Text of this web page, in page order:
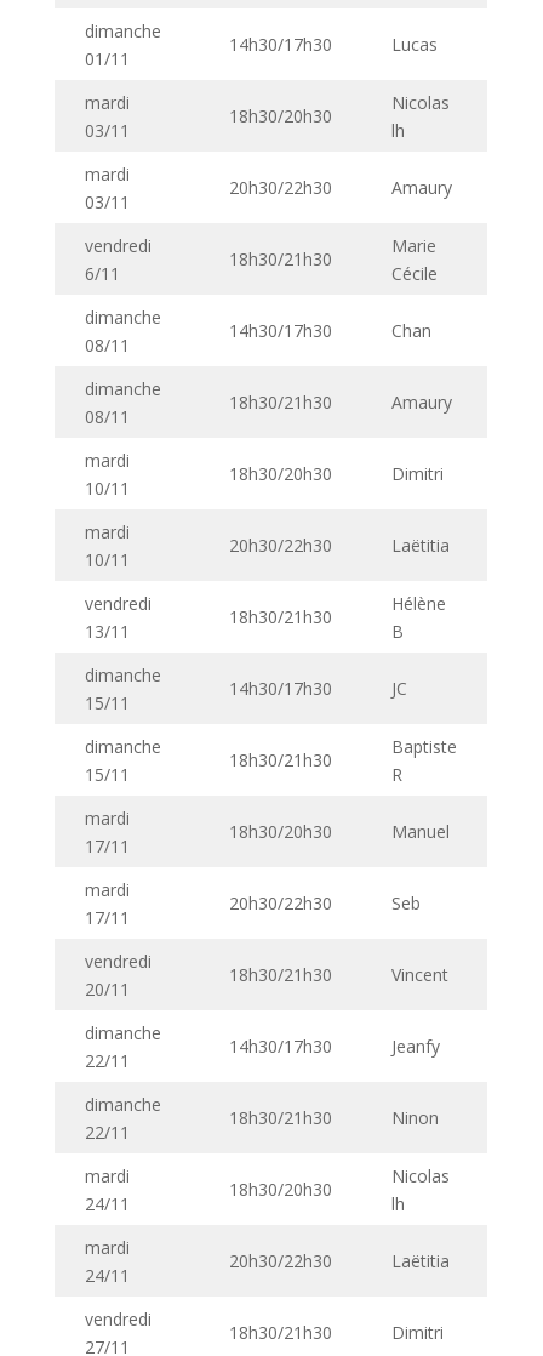
dimanche
01/11
14h30/17h30 Lucas
mardi
03/11
18h30/20h30
Nicolas
lh
mardi
03/11
20h30/22h30 Amaury
vendredi
6/11
18h30/21h30
Marie
Cécile
dimanche
08/11
14h30/17h30 Chan
dimanche
08/11
18h30/21h30 Amaury
mardi
10/11
18h30/20h30 Dimitri
mardi
10/11
20h30/22h30 Laëtitia
vendredi
13/11
18h30/21h30
Hélène
B
dimanche
15/11
14h30/17h30 JC
dimanche
15/11
18h30/21h30
Baptiste
R
mardi
17/11
18h30/20h30 Manuel
mardi
17/11
20h30/22h30 Seb
vendredi
20/11
18h30/21h30 Vincent
dimanche
22/11
14h30/17h30 Jeanfy
dimanche
22/11
18h30/21h30 Ninon
mardi
24/11
18h30/20h30
Nicolas
lh
mardi
24/11
20h30/22h30 Laëtitia
vendredi
27/11
18h30/21h30 Dimitri